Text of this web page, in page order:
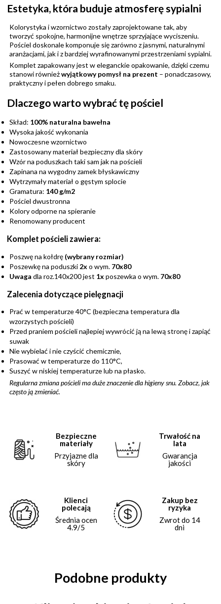
Estetyka, która buduje atmosferę sypialni
Kolorystyka i wzornictwo zostały zaprojektowane tak, aby
tworzyć spokojne, harmonijne wnętrze sprzyjające wyciszeniu.
Pościel doskonale komponuje się zarówno z jasnymi, naturalnymi
aranżacjami, jak i z bardziej wyrafinowanymi przestrzeniami sypialni.
Komplet zapakowany jest w eleganckie opakowanie, dzięki czemu
stanowi równieżwyjątkowy pomysł na prezent – ponadczasowy,
praktyczny i pełen dobrego smaku.
Dlaczego warto wybrać tę pościel
Skład: 100% naturalna bawełna
Wysoka jakość wykonania
Nowoczesne wzornictwo
Zastosowany materiał bezpieczny dla skóry
Wzór na poduszkach taki sam jak na pościeli
Zapinana na wygodny zamek błyskawiczny
Wytrzymały materiał o gęstym splocie
Gramatura: 140 g/m2
Pościel dwustronna
Kolory odporne na spieranie
Renomowany producent
Komplet pościeli zawiera:
Poszwę na kołdrę (wybrany rozmiar)
Poszewkę na poduszki 2x o wym. 70x80
Uwaga dla roz.140x200 jest 1x poszewka o wym. 70x80
Zalecenia dotyczące pielęgnacji
Prać w temperaturze 40°C (bezpieczna temperatura dla
wzorzystych pościeli)
Przed praniem pościeli najlepiej wywrócić ją na lewą stronę i zapiąć
suwak
Nie wybielać i nie czyścić chemicznie,
Prasować w temperaturze do 110°C,
Suszyć w niskiej temperaturze lub na płasko.
Regularna zmiana pościeli ma duże znaczenie dla higieny snu. Zobacz, jak
często ją zmieniać.
Bezpieczne
materiały
Przyjazne dla
skóry
Trwałość na
lata
Gwarancja
jakości
Klienci
polecają
Średnia ocen
4.9/5
Zakup bez
ryzyka
Zwrot do 14
dni
Podobne produkty